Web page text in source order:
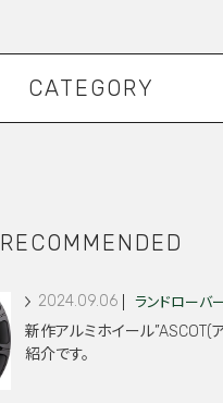
CATEGORY
RECOMMENDED
2024.09.06 ランドローバ
新作アルミホイール”ASCOT(
紹介です。